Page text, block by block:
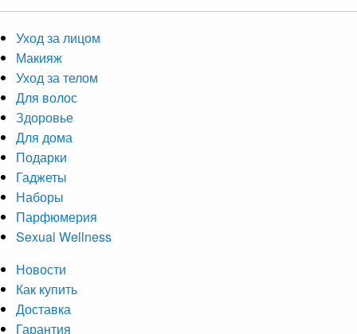
Уход за лицом
Макияж
Уход за телом
Для волос
Здоровье
Для дома
Подарки
Гаджеты
Наборы
Парфюмерия
Sexual Wellness
Новости
Как купить
Доставка
Гарантия